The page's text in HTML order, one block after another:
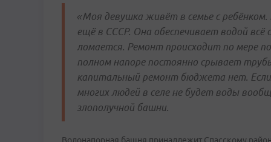
«Моя девушка живёт в семье с
ещё в СССР. Она обеспечивает водой
ломается. Ремонт происходит по мере
полном напоре постоянно срывает
капитальный ремонт бюджета нет.
многих людей в селе не будет воды
злополучной башни.